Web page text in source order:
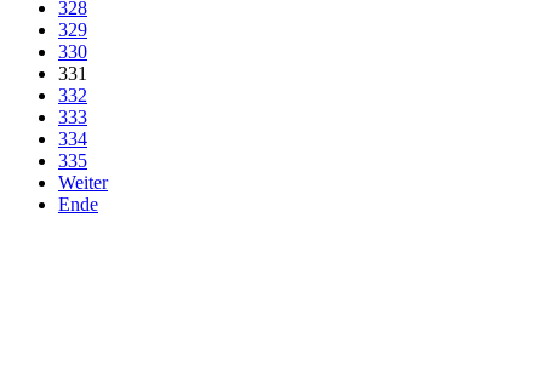
328
329
330
331
332
333
334
335
Weiter
Ende